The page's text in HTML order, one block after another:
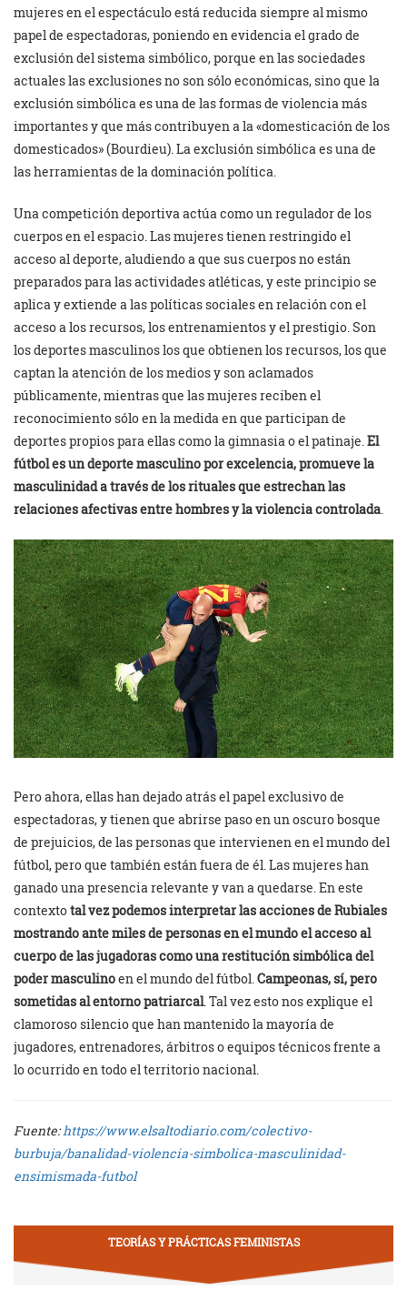
mujeres en el espectáculo está reducida siempre al mismo
papel de espectadoras, poniendo en evidencia el grado de
exclusión del sistema simbólico, porque en las sociedades
actuales las exclusiones no son sólo económicas, sino que la
exclusión simbólica es una de las formas de violencia más
importantes y que más contribuyen a la «domesticación de los
domesticados» (Bourdieu). La exclusión simbólica es una de
las herramientas de la dominación política.
Una competición deportiva actúa como un regulador de los
cuerpos en el espacio. Las mujeres tienen restringido el
acceso al deporte, aludiendo a que sus cuerpos no están
preparados para las actividades atléticas, y este principio se
aplica y extiende a las políticas sociales en relación con el
acceso a los recursos, los entrenamientos y el prestigio. Son
los deportes masculinos los que obtienen los recursos, los que
captan la atención de los medios y son aclamados
públicamente, mientras que las mujeres reciben el
reconocimiento sólo en la medida en que participan de
deportes propios para ellas como la gimnasia o el patinaje.El
fútbol es un deporte masculino por excelencia, promueve la
masculinidad a través de los rituales que estrechan las
relaciones afectivas entre hombres y la violencia controlada.
Pero ahora, ellas han dejado atrás el papel exclusivo de
espectadoras, y tienen que abrirse paso en un oscuro bosque
de prejuicios, de las personas que intervienen en el mundo del
fútbol, pero que también están fuera de él. Las mujeres han
ganado una presencia relevante y van a quedarse. En este
contextotal vez podemos interpretar las acciones de Rubiales
mostrando ante miles de personas en el mundo el acceso al
cuerpo de las jugadoras como una restitución simbólica del
poder masculinoen el mundo del fútbol.Campeonas, sí, pero
sometidas al entorno patriarcal. Tal vez esto nos explique el
clamoroso silencio que han mantenido la mayoría de
jugadores, entrenadores, árbitros o equipos técnicos frente a
lo ocurrido en todo el territorio nacional.
Fuente:https://www.elsaltodiario.com/colectivo-
burbuja/banalidad-violencia-simbolica-masculinidad-
ensimismada-futbol
TEORÍAS Y PRÁCTICAS FEMINISTAS